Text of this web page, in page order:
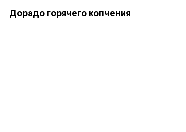
Дорадо горячего копчения